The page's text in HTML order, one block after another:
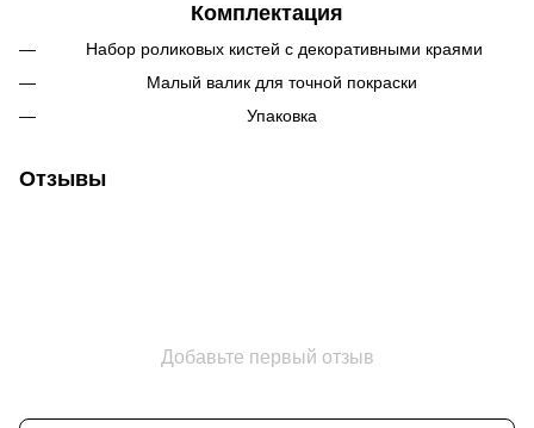
Комплектация
️ Набор роликовых кистей с декоративными краями
Малый валик для точной покраски
Упаковка
Отзывы
Добавьте первый отзыв